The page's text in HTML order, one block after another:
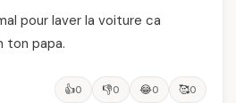
pour laver la voiture ca
ton papa.
👍0 👎0 😂0 🥰0